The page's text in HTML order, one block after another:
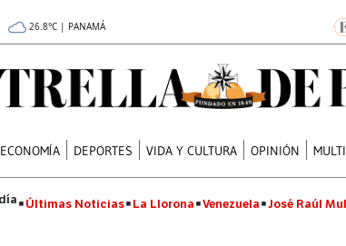
26.8°C | PANAMÁ
ECONOMÍA DEPORTES VIDA Y CULTURA OPINIÓN
Últimas Noticias La Llorona Venezuela José Raúl